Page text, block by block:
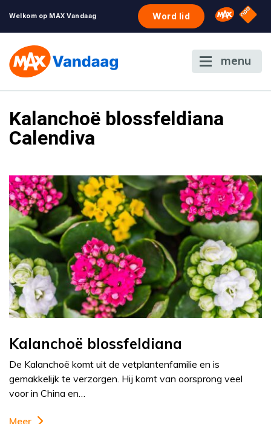
Welkom op MAX Vandaag Word lid Omroep
NPO
menu
Kalanchoë blossfeldiana
Calendiva
Kalanchoë blossfeldiana
De Kalanchoë komt uit de vetplantenfamilie en is
gemakkelijk te verzorgen. Hij komt van oorsprong veel
voor in China en…
Meer